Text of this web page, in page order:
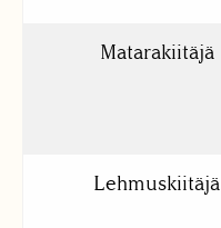
Matarakiitäjä
Lehmuskiitäjä